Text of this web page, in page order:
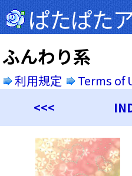
ぱたぱた
ふんわり系
利用規定
Terms of
<<<